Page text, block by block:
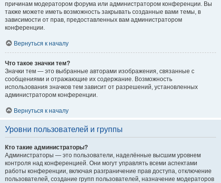
причинам модератором форума или администратором конференции. Вы
также можете иметь возможность закрывать созданные вами темы, в
зависимости от прав, предоставленных вам администратором
конференции.
Вернуться к началу
Что такое значки тем?
Значки тем — это выбранные авторами изображения, связанные с
сообщениями и отражающие их содержание. Возможность
использования значков тем зависит от разрешений, установленных
администратором конференции.
Вернуться к началу
Уровни пользователей и группы
Кто такие администраторы?
Администраторы — это пользователи, наделённые высшим уровнем
контроля над конференцией. Они могут управлять всеми аспектами
работы конференции, включая разграничение прав доступа, отключение
пользователей, создание групп пользователей, назначение модераторов